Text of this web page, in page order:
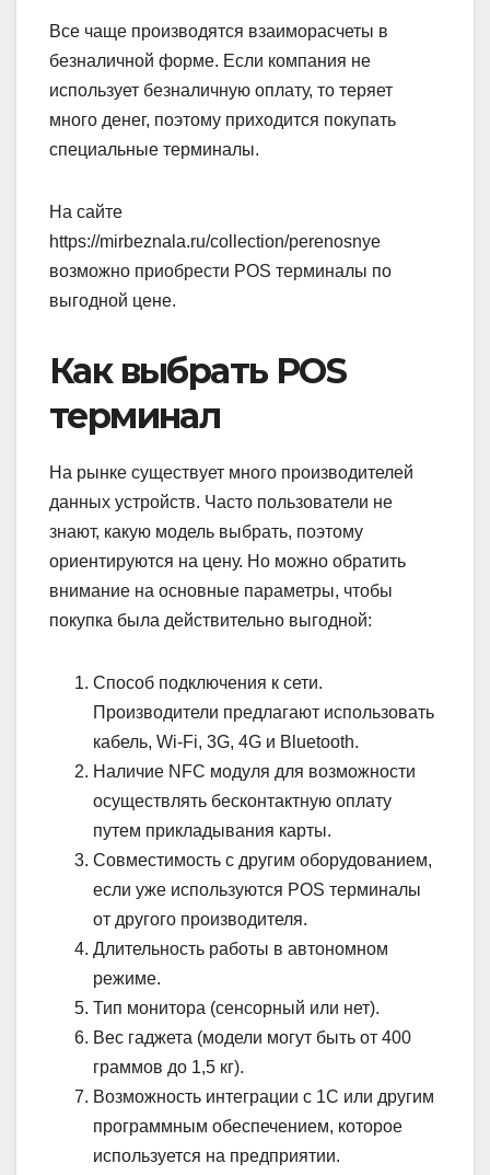
Все чаще производятся взаиморасчеты в
безналичной форме. Если компания не
использует безналичную оплату, то теряет
много денег, поэтому приходится покупать
специальные терминалы.
На сайте
https://mirbeznala.ru/collection/perenosnye
возможно приобрести POS терминалы по
выгодной цене.
Как выбрать POS
терминал
На рынке существует много производителей
данных устройств. Часто пользователи не
знают, какую модель выбрать, поэтому
ориентируются на цену. Но можно обратить
внимание на основные параметры, чтобы
покупка была действительно выгодной:
Способ подключения к сети.
Производители предлагают использовать
кабель, Wi-Fi, 3G, 4G и Bluetooth.
Наличие NFC модуля для возможности
осуществлять бесконтактную оплату
путем прикладывания карты.
Совместимость с другим оборудованием,
если уже используются POS терминалы
от другого производителя.
Длительность работы в автономном
режиме.
Тип монитора (сенсорный или нет).
Вес гаджета (модели могут быть от 400
граммов до 1,5 кг).
Возможность интеграции с 1С или другим
программным обеспечением, которое
используется на предприятии.